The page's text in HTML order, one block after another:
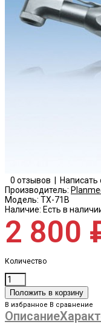
0 отзывов
Написать
Производитель:
Модель: TX-71B
Наличие: Есть в
2 800
Количество
В избранное В сравнение
Описание